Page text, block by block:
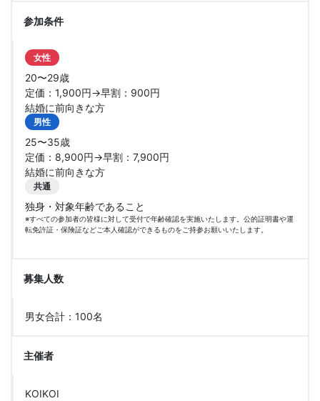
参加条件
女性
20〜29歳
定価：1,900円→早割：900円
結婚に前向きな方
男性
25〜35歳
定価：8,900円→早割：7,900円
結婚に前向きな方
共通
独身・対象年齢であること
※すべての参加者の皆様に対して受付で年齢確認を実施いたします。公的証明書や運
転免許証・保険証などご本人確認ができるものをご持参お願いいたします。
募集人数
男女合計：100名
主催者
KOIKOI